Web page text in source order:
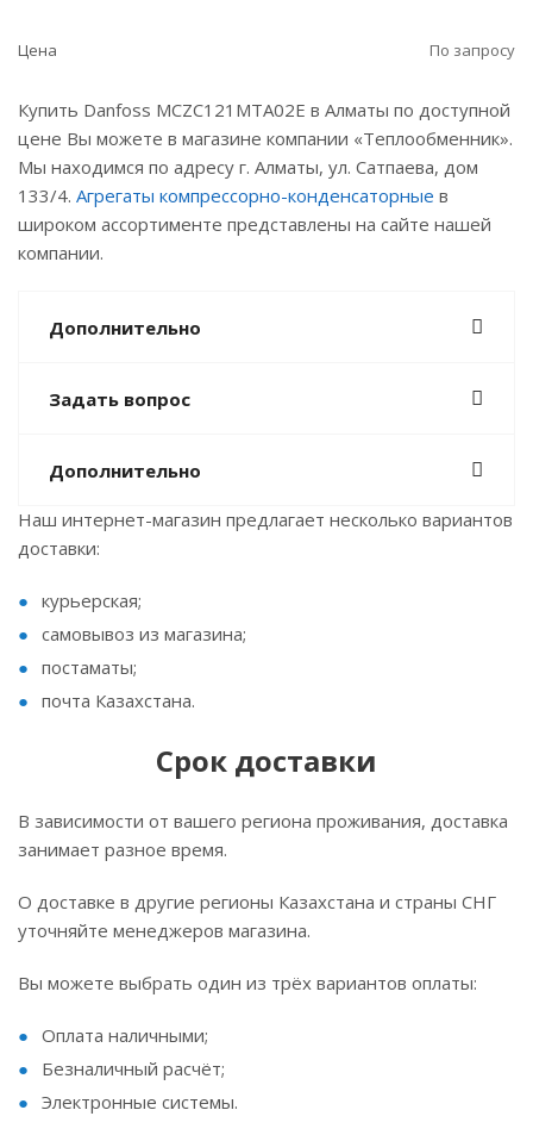
Цена По запросу
Купить Danfoss MCZC121MTA02E в Алматы по доступной
цене Вы можете в магазине компании «Теплообменник».
Мы находимся по адресу г. Алматы, ул. Сатпаева, дом
133/4. Агрегаты компрессорно-конденсаторные в
широком ассортименте представлены на сайте нашей
компании.
Дополнительно
Задать вопрос
Дополнительно
Наш интернет-магазин предлагает несколько вариантов
доставки:
курьерская;
самовывоз из магазина;
постаматы;
почта Казахстана.
Срок доставки
В зависимости от вашего региона проживания, доставка
занимает разное время.
О доставке в другие регионы Казахстана и страны СНГ
уточняйте менеджеров магазина.
Вы можете выбрать один из трёх вариантов оплаты:
Оплата наличными;
Безналичный расчёт;
Электронные системы.